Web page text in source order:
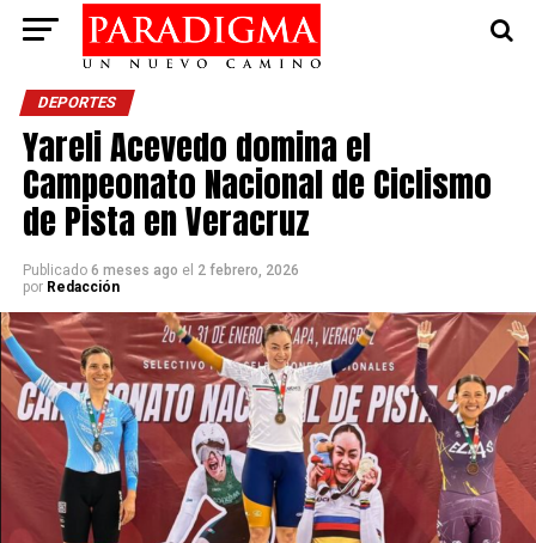
DEPORTES
Yareli Acevedo domina el
Campeonato Nacional de Ciclismo
de Pista en Veracruz
Publicado 6 meses ago el 2 febrero, 2026
por Redacción